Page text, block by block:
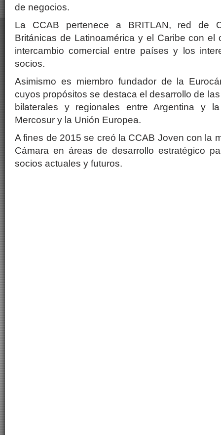
de negocios.
La CCAB pertenece a BRITLAN, red de
Británicas de Latinoamérica y el Caribe con el
intercambio comercial entre países y los
socios.
Asimismo es miembro fundador de la
cuyos propósitos se destaca el desarrollo de
bilaterales y regionales entre Argentina y
Mercosur y la Unión Europea.
A fines de 2015 se creó la CCAB Joven con la
Cámara en áreas de desarrollo estratégico
socios actuales y futuros.